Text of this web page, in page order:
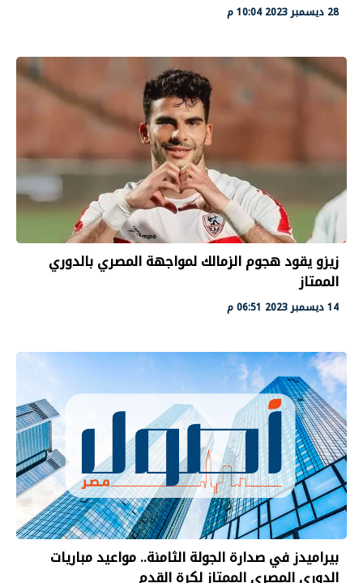
28 ديسمبر 2023 10:04 م
زيزو يقود هجوم الزمالك لمواجهة المصري بالدوري
الممتاز
14 ديسمبر 2023 06:51 م
بيراميدز في صدارة الجولة الثامنة.. مواعيد مباريات
الدوري المصري الممتاز لكرة القدم